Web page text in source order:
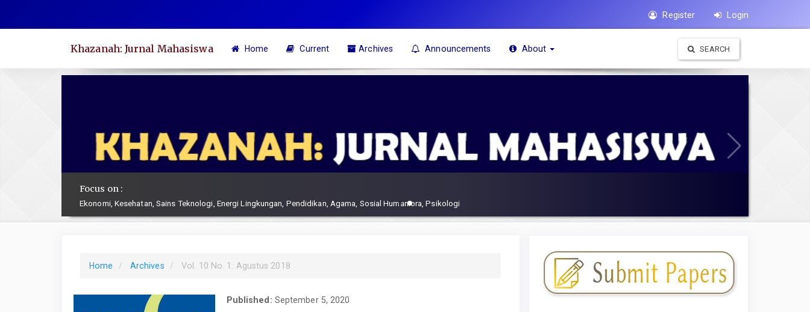
content
Register Login
Khazanah: Jurnal Mahasiswa Home Current Archives Announcements About SEARCH
Focus on :
Ekonomi, Kesehatan, Sains Teknologi, Energi Lingkungan, Pendidikan, Agama, Sosial Humaniora, Psikologi
Home Archives Vol. 10 No. 1: Agustus 2018
Published: September 5, 2020